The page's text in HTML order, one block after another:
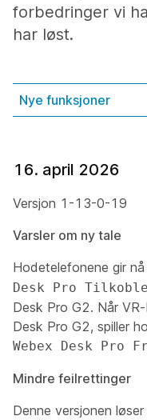
forbedringer vi
har løst.
Nye funksjoner
16. april 2026
Versjon 1-13-0-19
Varsler om ny tale
Hodetelefonene gir
Desk Pro
Desk Pro G2. Når
Desk Pro G2, spiller
Webex Desk Pro
Mindre feilrettinger
Denne versjonen